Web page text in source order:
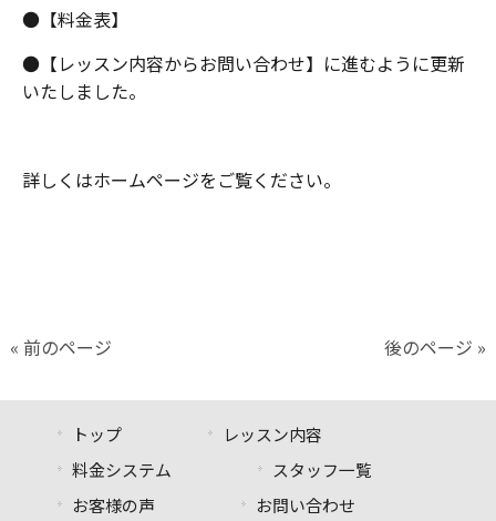
●【料金表】
●【レッスン内容からお問い合わせ】に進むように更新
いたしました。
詳しくはホームページをご覧ください。
« 前のページ 後のページ »
トップ
レッスン内容
料金システム
スタッフ一覧
お客様の声
お問い合わせ